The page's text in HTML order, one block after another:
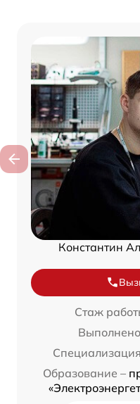
Константин
Стаж
Образование –